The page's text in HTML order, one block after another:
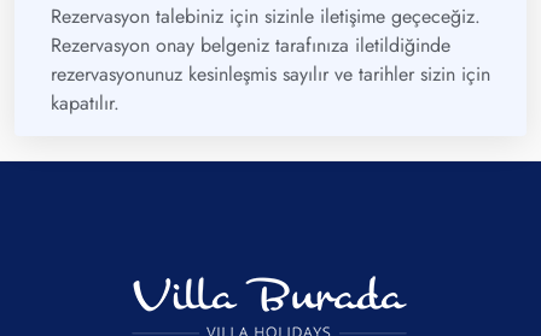
Rezervasyon talebiniz için sizinle iletişime geçeceğiz.
Rezervasyon onay belgeniz tarafınıza iletildiğinde
rezervasyonunuz kesinleşmis sayılır ve tarihler sizin için
kapatılır.